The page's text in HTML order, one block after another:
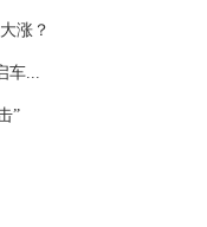
涨？
车...
”